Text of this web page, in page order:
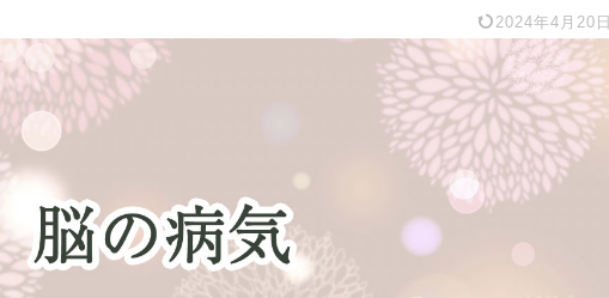
2024年4月20日